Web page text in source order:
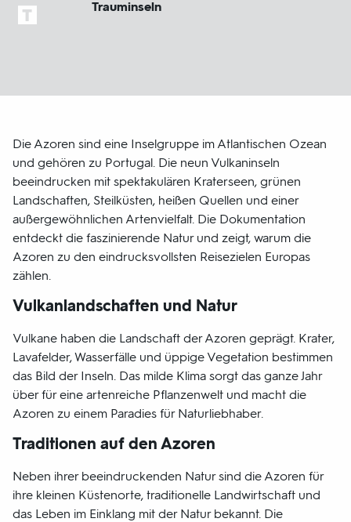
Trauminseln
Die Azoren sind eine Inselgruppe im Atlantischen Ozean
und gehören zu Portugal. Die neun Vulkaninseln
beeindrucken mit spektakulären Kraterseen, grünen
Landschaften, Steilküsten, heißen Quellen und einer
außergewöhnlichen Artenvielfalt. Die Dokumentation
entdeckt die faszinierende Natur und zeigt, warum die
Azoren zu den eindrucksvollsten Reisezielen Europas
zählen.
Vulkanlandschaften und Natur
Vulkane haben die Landschaft der Azoren geprägt. Krater,
Lavafelder, Wasserfälle und üppige Vegetation bestimmen
das Bild der Inseln. Das milde Klima sorgt das ganze Jahr
über für eine artenreiche Pflanzenwelt und macht die
Azoren zu einem Paradies für Naturliebhaber.
Traditionen auf den Azoren
Neben ihrer beeindruckenden Natur sind die Azoren für
ihre kleinen Küstenorte, traditionelle Landwirtschaft und
das Leben im Einklang mit der Natur bekannt. Die